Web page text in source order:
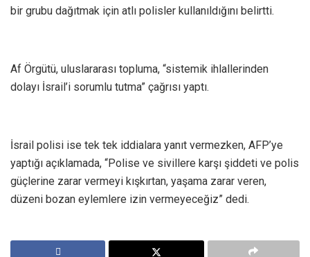
bir grubu dağıtmak için atlı polisler kullanıldığını belirtti.
Af Örgütü, uluslararası topluma, “sistemik ihlallerinden
dolayı İsrail’i sorumlu tutma” çağrısı yaptı.
İsrail polisi ise tek tek iddialara yanıt vermezken, AFP’ye
yaptığı açıklamada, “Polise ve sivillere karşı şiddeti ve polis
güçlerine zarar vermeyi kışkırtan, yaşama zarar veren,
düzeni bozan eylemlere izin vermeyeceğiz” dedi.